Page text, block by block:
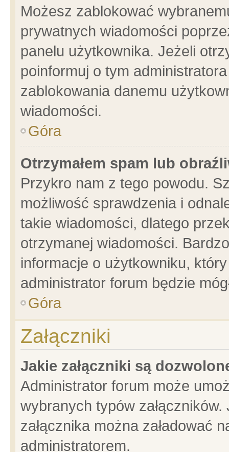
Możesz zablokować
prywatnych wiadomości
panelu użytkownika. Jeżeli
poinformuj o tym
zablokowania danemu
wiadomości.
Góra
Otrzymałem spam lub
Przykro nam z tego powodu.
możliwość sprawdzenia i
takie wiadomości, dlatego
otrzymanej wiadomości.
informacje o użytkowniku,
administrator forum będzie
Góra
Załączniki
Jakie załączniki są
Administrator forum może
wybranych typów
załącznika można załadować
administratorem.